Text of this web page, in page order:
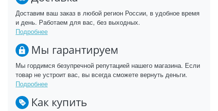
Доставим ваш заказ в любой регион России, в удобное время
и день. Работаем для вас, без выходных.
Подробнее
Мы гарантируем
Мы гордимся безупречной репутацией нашего магазина. Если
товар не устроит вас, вы всегда сможете вернуть деньги.
Подробнее
Как купить